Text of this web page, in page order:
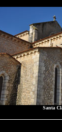
Santa